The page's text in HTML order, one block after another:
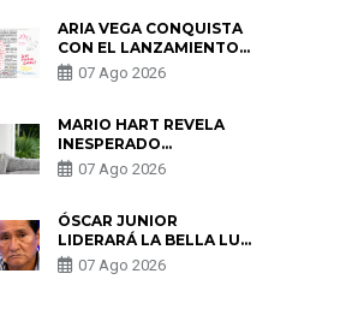
PARTES QUERÍA EL
REMEMBER”
ARIA VEGA CONQUISTA
CON EL LANZAMIENTO
DE “TOTOTO (+4)”
07 Ago 2026
MARIO HART REVELA
INESPERADO
PROBLEMA DE SALUD
ANTES DE SEPARARSE
ENCONTRARON UN
TUMOR”
07 Ago 2026
ÓSCAR JUNIOR
LIDERARÁ LA BELLA LUZ
TRAS SALIDA DE SU
PADRE POR POLÉMICA
07 Ago 2026